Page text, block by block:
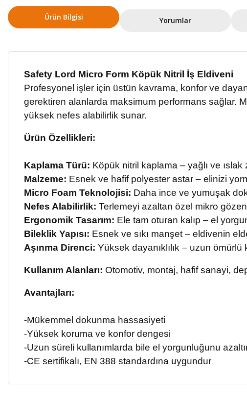
Ürün Bilgisi Yorumlar
Safety Lord Micro Form Köpük Nitril İş Eldiveni
Profesyonel işler için üstün kavrama, konfor ve
gerektiren alanlarda maksimum performans sağlar.
yüksek nefes alabilirlik sunar.
Ürün Özellikleri:
Kaplama Türü: Köpük nitril kaplama – yağlı ve
Malzeme: Esnek ve hafif polyester astar – elinizi
Micro Foam Teknolojisi: Daha ince ve yumuşak
Nefes Alabilirlik: Terlemeyi azaltan özel mikro
Ergonomik Tasarım: Ele tam oturan kalıp – el
Bileklik Yapısı: Esnek ve sıkı manşet – eldivenin
Aşınma Direnci: Yüksek dayanıklılık – uzun ömürlü
Kullanım Alanları: Otomotiv, montaj, hafif sanayi,
Avantajları:
-Mükemmel dokunma hassasiyeti
-Yüksek koruma ve konfor dengesi
-Uzun süreli kullanımlarda bile el yorgunluğunu
-CE sertifikalı, EN 388 standardına uygundur